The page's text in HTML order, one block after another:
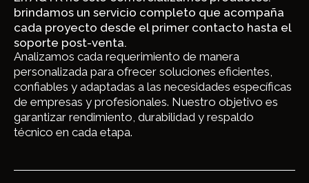
brindamos un servicio completo que acompaña
cada proyecto desde el primer contacto hasta el
soporte post-venta.
Analizamos cada requerimiento de manera
personalizada para ofrecer soluciones eficientes,
confiables y adaptadas a las necesidades específicas
de empresas y profesionales. Nuestro objetivo es
garantizar rendimiento, durabilidad y respaldo
técnico en cada etapa.